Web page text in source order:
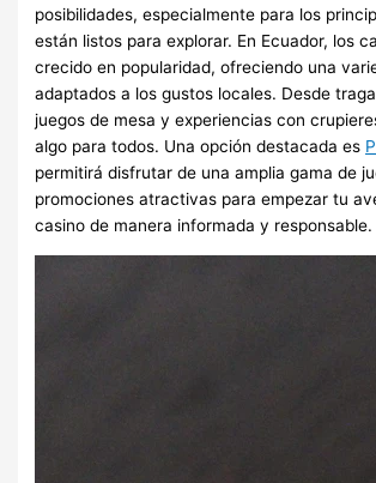
posibilidades, especialmente para los
están listos para explorar. En Ecuador, los
crecido en popularidad, ofreciendo una
adaptados a los gustos locales. Desde
juegos de mesa y experiencias con
algo para todos. Una opción destacada es
permitirá disfrutar de una amplia gama de
promociones atractivas para empezar tu
casino de manera informada y responsable.